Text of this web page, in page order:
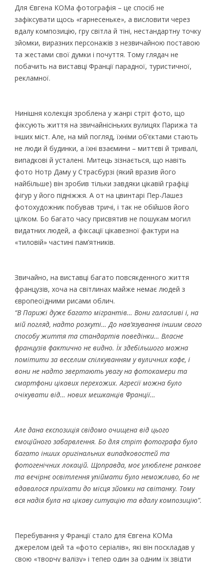
Для Євгена КОМа фотографія – це спосіб не
зафіксувати щось «гарнесеньке», а висловити через
вдалу композицію, гру світла й тіні, нестандартну точку
зйомки, виразних персонажів з незвичайною поставою
та жестами свої думки і почуття. Тому глядач не
побачить на виставці Франції парадної, туристичної,
рекламної.
Нинішня колекція зроблена у жанрі стріт фото, що
фіксують життя на звичайнісіньких вулицях Парижа та
інших міст. Але, на мій погляд, їхніми об’єктами стають
не люди й будинки, а їхні взаємини – миттєві й тривалі,
випадкові й усталені. Митець зізнається, що навіть
фото Нотр Даму у Страсбурзі (який вразив його
найбільше) він зробив тільки завдяки цікавій графіці
фігур у його підніжжя. А от на цвинтарі Пер-Лашез
фотохудожник побував тричі, і так не обійшов його
цілком. Бо багато часу присвятив не пошукам могил
видатних людей, а фіксації цікавезної фактури на
«тиловій» частині пам’ятників.
Звичайно, на виставці багато повсякденного життя
французів, хоча на світлинах майже немає людей з
європеоїдними рисами облич.
“В Парижі дуже багато мігрантів… Вони галасливі і, на
мій погляд, надто розкуті… До нав’язування іншим свого
способу життя та стандартів поведінки… Власне
французів фактично не видно. Їх здебільшого можна
помітити за веселим спілкуванням у вуличних кафе, і
вони не надто звертають увагу на фотокамери та
смартфони цікавих перехожих. Агресії можна було
очікувати від… нових мешканців Франції…
Але дана експозиція свідомо очищена від цього
емоційного забарвлення. Бо для стріт фотографа було
багато інших оригінальних випадковостей та
фотогенічних локацій. Щоправда, моє улюблене ранкове
та вечірнє освітлення упіймати було неможливо, бо не
вдавалося приїхати до місця зйомки на світанку. Тому
вся надія була на цікаву ситуацію та вдалу композицію”.
Перебування у Франції стало для Євгена КОМа
джерелом ідей та «фото серіалів», які він поскладав у
свою «творчу валізу» і тепер один за одним їх звідти